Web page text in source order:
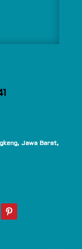
Jawa Barat,